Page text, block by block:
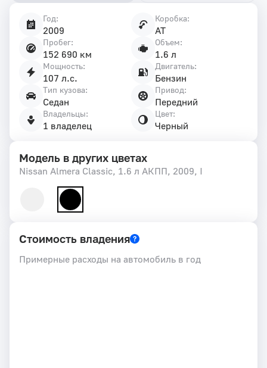
Год:
2009
Коробка:
AT
Пробег:
152 690 км
Объем:
1.6 л
Мощность:
107 л.с.
Двигатель:
Бензин
Тип кузова:
Седан
Привод:
Передний
Владельцы:
1 владелец
Цвет:
Черный
Модель в других цветах
Nissan Almera Classic, 1.6 л АКПП, 2009, I
Стоимость владения
Примерные расходы на автомобиль в год